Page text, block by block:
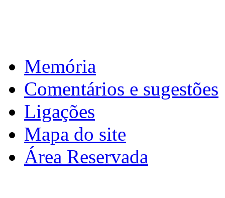
Memória
Comentários e sugestões
Ligações
Mapa do site
Área Reservada